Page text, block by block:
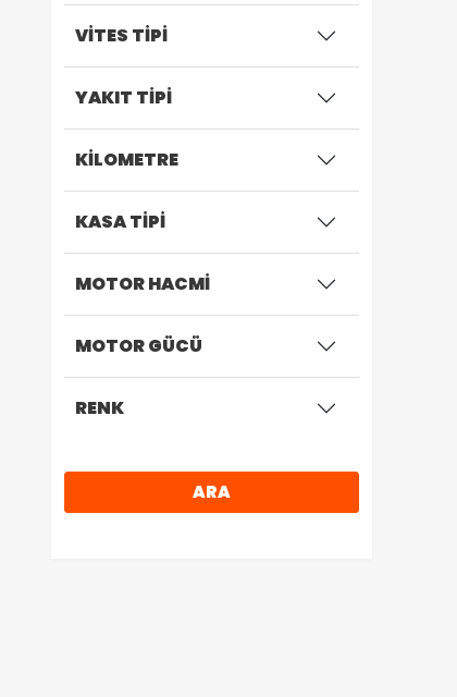
VİTES TİPİ
YAKIT TİPİ
KİLOMETRE
KASA TİPİ
MOTOR HACMİ
MOTOR GÜCÜ
RENK
ARA